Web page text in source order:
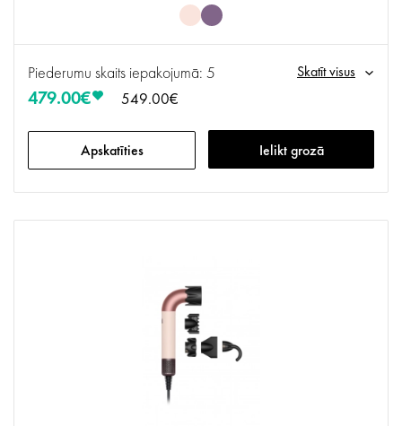
Piederumu skaits iepakojumā: 5 Skatīt visus
479.00€ 549.00€
Apskatīties Ielikt grozā